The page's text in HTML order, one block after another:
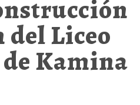
del Liceo
Kamina